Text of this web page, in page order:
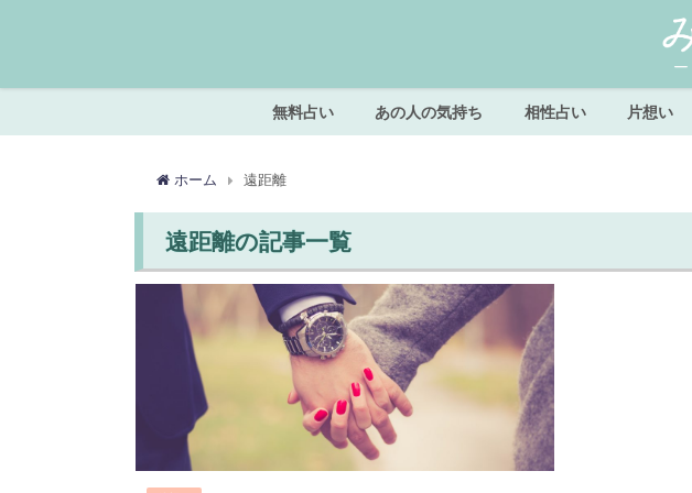
無料占い あの人の気持ち 相性占い 片想い
ホーム 遠距離
遠距離の記事一覧